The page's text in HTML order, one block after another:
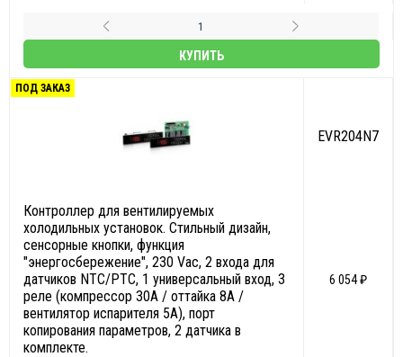
КУПИТЬ
ПОД ЗАКАЗ
EVR204N7
Контроллер для вентилируемых
холодильных установок. Стильный дизайн,
сенсорные кнопки, функция
"энергосбережение", 230 Vac, 2 входа для
датчиков NTC/PTC, 1 универсальный вход, 3
реле (компрессор 30A / оттайка 8А /
вентилятор испарителя 5А), порт
копирования параметров, 2 датчика в
комплекте.
6 054 ₽